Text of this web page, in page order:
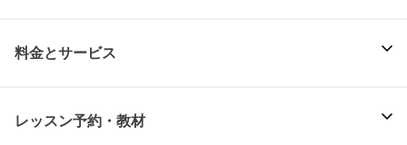
料金とサービス
レッスン予約・教材